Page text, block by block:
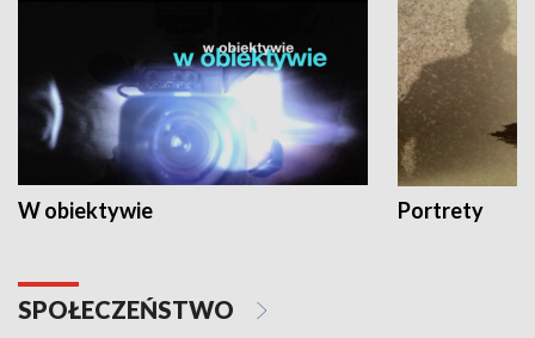
W obiektywie Portrety
SPOŁECZEŃSTWO